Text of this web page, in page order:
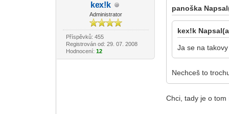
kex!k
Administrator
Příspěvků: 455
Registrován od: 29. 07. 2008
Hodnocení: 12
panoška
kex!k
Ja se na
Nechceš to
Chci, tady je o tom